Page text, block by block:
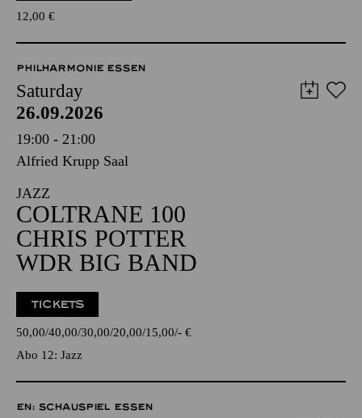
12,00 €
PHILHARMONIE ESSEN
Saturday
26.09.2026
19:00 - 21:00
Alfried Krupp Saal
JAZZ
COLTRANE 100
CHRIS POTTER
WDR BIG BAND
TICKETS
50,00 40,00 30,00 20,00 15,00 - €
Abo 12: Jazz
EN: SCHAUSPIEL ESSEN